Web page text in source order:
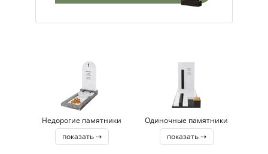
Недорогие памятники
показать ⇢
Одиночные памятники
показать ⇢